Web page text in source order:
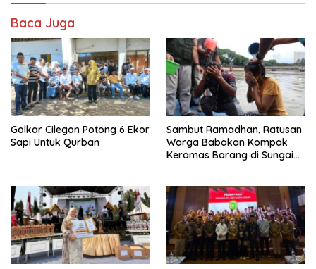
Baca Juga
Golkar Cilegon Potong 6 Ekor
Sapi Untuk Qurban
Sambut Ramadhan, Ratusan
Warga Babakan Kompak
Keramas Barang di Sungai